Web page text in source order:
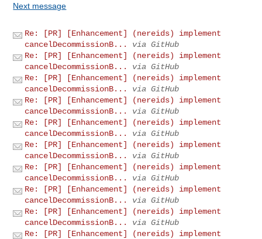
Next message
Re: [PR] [Enhancement] (nereids) implement
cancelDecommissionB...
via GitHub
Re: [PR] [Enhancement] (nereids) implement
cancelDecommissionB...
via GitHub
Re: [PR] [Enhancement] (nereids) implement
cancelDecommissionB...
via GitHub
Re: [PR] [Enhancement] (nereids) implement
cancelDecommissionB...
via GitHub
Re: [PR] [Enhancement] (nereids) implement
cancelDecommissionB...
via GitHub
Re: [PR] [Enhancement] (nereids) implement
cancelDecommissionB...
via GitHub
Re: [PR] [Enhancement] (nereids) implement
cancelDecommissionB...
via GitHub
Re: [PR] [Enhancement] (nereids) implement
cancelDecommissionB...
via GitHub
Re: [PR] [Enhancement] (nereids) implement
cancelDecommissionB...
via GitHub
Re: [PR] [Enhancement] (nereids) implement